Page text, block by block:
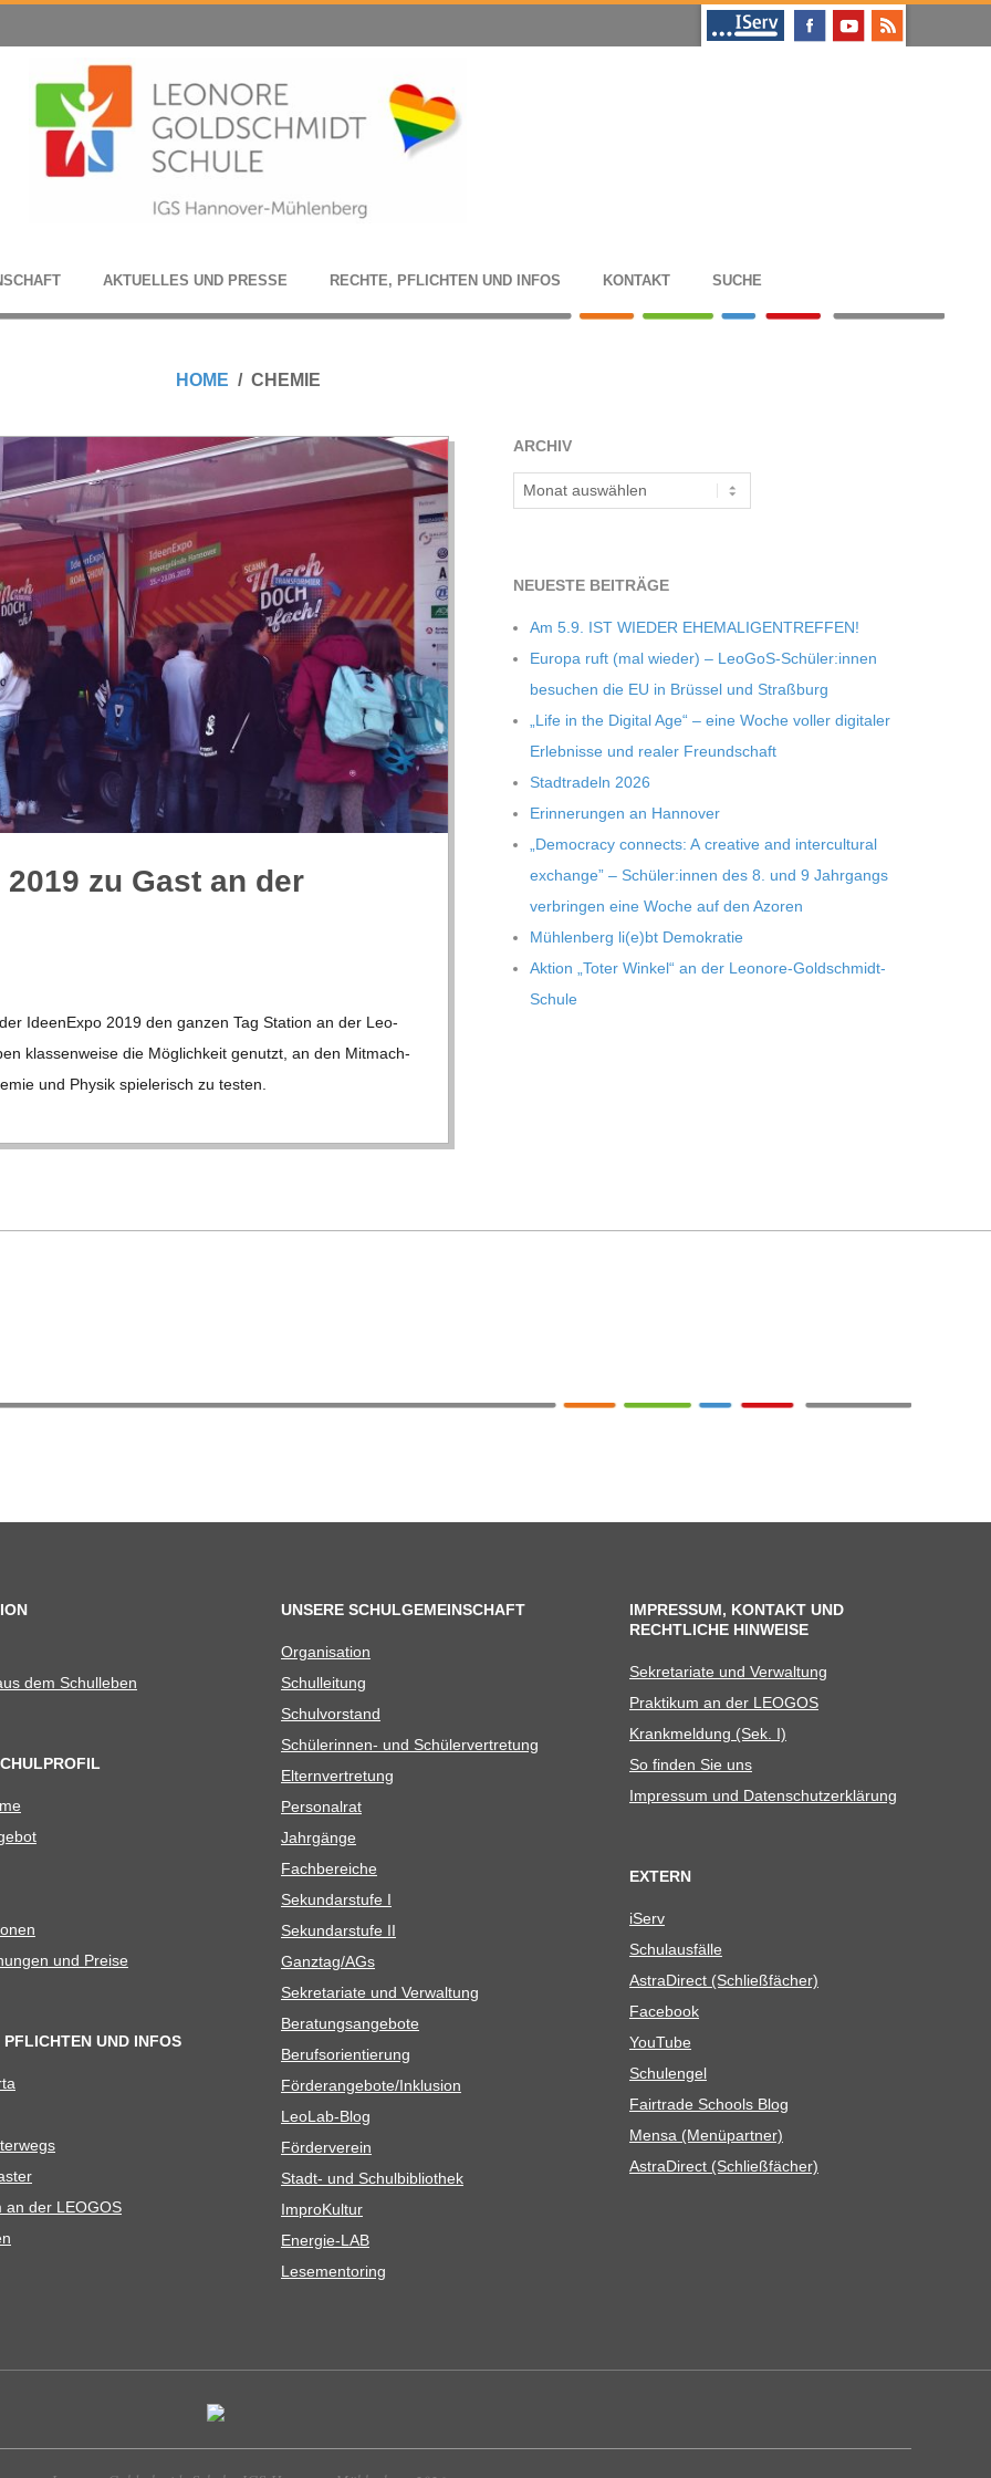
AKTU­EL­LES UND PRESSE RECHTE, PFLICH­TEN UND INFOS KON­TAKT SUCHE
HOME CHEMIE
zu Gast an der
Ideen­Expo 2019 den gan­zen Tag Sta­tion an der Leo­­
klas­sen­weise die Mög­lich­keit genutzt, an den Mit­mach­
und Phy­sik spie­le­risch zu tes­ten.
ARCHIV
Archiv
NEU­ESTE BEITRÄGE
Am 5.9. IST WIEDER EHEMALIGENTREFFEN!
Europa ruft (mal wie­der) – LeoGoS-Schüler:innen
besu­chen die EU in Brüs­sel und Straßburg
„Life in the Digi­tal Age“ – eine Woche vol­ler digi­ta­ler
Erleb­nisse und rea­ler Freundschaft
Stadt­ra­deln 2026
Erin­ne­run­gen an Hannover
„Demo­cracy con­nects: A crea­tive and inter­cul­tu­ral
exch­ange” – Schüler:innen des 8. und 9 Jahr­gangs
ver­brin­gen eine Woche auf den Azoren
Müh­len­berg li(e)bt Demokratie
Aktion „Toter Win­kel“ an der Leonore-Goldschmidt-
Schule
dem Schulleben
und Preise
PFLICHTEN UND INFOS
an der LEOGOS
UNSERE SCHULGEMEINSCHAFT
Orga­ni­sa­tion
Schul­lei­tung
Schul­vor­stand
Schü­le­rin­nen- und Schülervertretung
Eltern­ver­tre­tung
Per­so­nal­rat
Jahr­gänge
Fach­be­rei­che
Sekun­dar­stufe I
Sekun­dar­stufe II
Ganztag/​​AGs
Sekre­ta­riate und Verwaltung
Bera­tungs­an­ge­bote
Berufs­ori­en­tie­rung
Förderangebote/​​Inklusion
Leo­Lab-Blog
För­der­ver­ein
Stadt- und Schulbibliothek
Impro­Kul­tur
Ener­­gie-LAB
Lese­men­to­ring
IMPRESSUM, KONTAKT UND
RECHTLICHE HINWEISE
Sekre­ta­riate und Verwaltung
Prak­ti­kum an der LEOGOS
Krank­mel­dung (Sek. I)
So fin­den Sie uns
Impres­sum und Datenschutzerklärung
EXTERN
iServ
Schul­aus­fälle
Astra­Di­rect (Schließ­fä­cher)
Face­book
You­Tube
Schul­en­gel
Fair­trade Schools Blog
Mensa (Menü­part­ner)
Astra­Di­rect (Schließ­fä­cher)